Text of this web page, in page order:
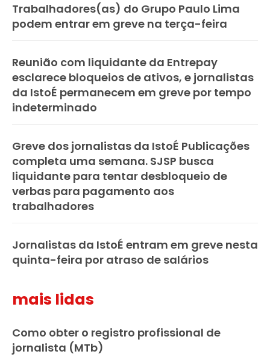
Trabalhadores(as) do Grupo Paulo Lima
podem entrar em greve na terça-feira
Reunião com liquidante da Entrepay
esclarece bloqueios de ativos, e jornalistas
da IstoÉ permanecem em greve por tempo
indeterminado
Greve dos jornalistas da IstoÉ Publicações
completa uma semana. SJSP busca
liquidante para tentar desbloqueio de
verbas para pagamento aos
trabalhadores
Jornalistas da IstoÉ entram em greve nesta
quinta-feira por atraso de salários
mais lidas
Como obter o registro profissional de
jornalista (MTb)